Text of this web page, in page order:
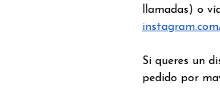
llamadas) o
Si queres un
pedido por